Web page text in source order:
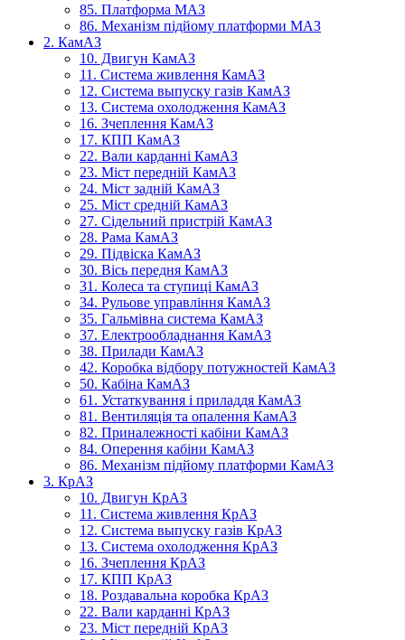
85. Платформа МАЗ
86. Механізм підйому платформи МАЗ
2. КамАЗ
10. Двигун КамАЗ
11. Система живлення КамАЗ
12. Система выпуску газів КамАЗ
13. Система охолодження КамАЗ
16. Зчеплення КамАЗ
17. КПП КамАЗ
22. Вали карданні КамАЗ
23. Міст передній КамАЗ
24. Міст задній КамАЗ
25. Міст средній КамАЗ
27. Сідельний пристрій КамАЗ
28. Рама КамАЗ
29. Підвіска КамАЗ
30. Вісь передня КамАЗ
31. Колеса та ступиці КамАЗ
34. Рульове управління КамАЗ
35. Гальмівна система КамАЗ
37. Електрообладнання КамАЗ
38. Прилади КамАЗ
42. Коробка відбору потужностей КамАЗ
50. Кабіна КамАЗ
61. Устаткування і приладдя КамАЗ
81. Вентиляція та опалення КамАЗ
82. Приналежності кабіни КамАЗ
84. Оперення кабіни КамАЗ
86. Механізм підйому платформи КамАЗ
3. КрАЗ
10. Двигун КрАЗ
11. Система живлення КрАЗ
12. Система выпуску газів КрАЗ
13. Система охолодження КрАЗ
16. Зчеплення КрАЗ
17. КПП КрАЗ
18. Роздавальна коробка КрАЗ
22. Вали карданні КрАЗ
23. Міст передній КрАЗ